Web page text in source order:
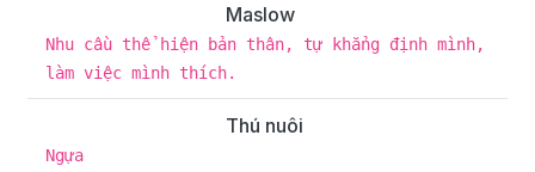
Maslow
Nhu cầu thể hiện bản thân, tự khẳng định mình,
làm việc mình thích.
Thú nuôi
Ngựa